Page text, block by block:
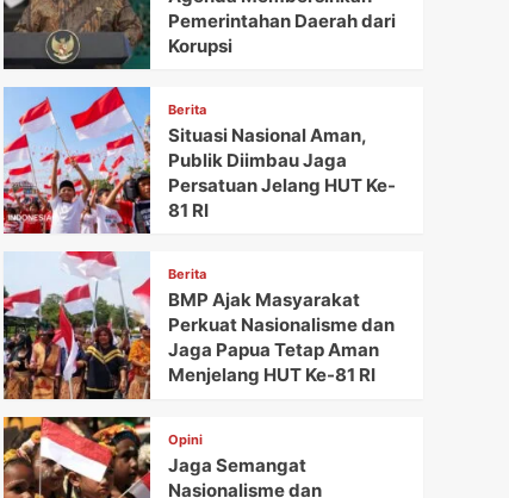
Pemerintahan Daerah dari
Korupsi
Berita
Situasi Nasional Aman,
Publik Diimbau Jaga
Persatuan Jelang HUT Ke-
81 RI
Berita
BMP Ajak Masyarakat
Perkuat Nasionalisme dan
Jaga Papua Tetap Aman
Menjelang HUT Ke-81 RI
Opini
Jaga Semangat
Nasionalisme dan